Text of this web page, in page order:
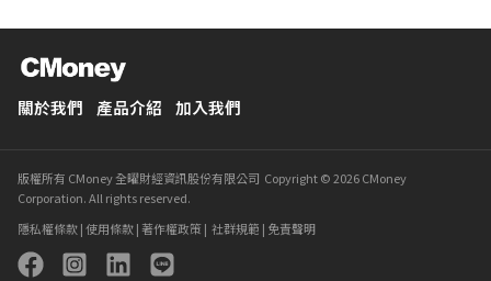
關於我們 產品介紹 加入我們
版權所有 CMoney 全曜財經資訊股份有限公司 Copyright © 2026 CMoney
Corporation. All rights reserved.
隱私權條款|使用條款| 著作權政策| 社群規範 | 免責聲明